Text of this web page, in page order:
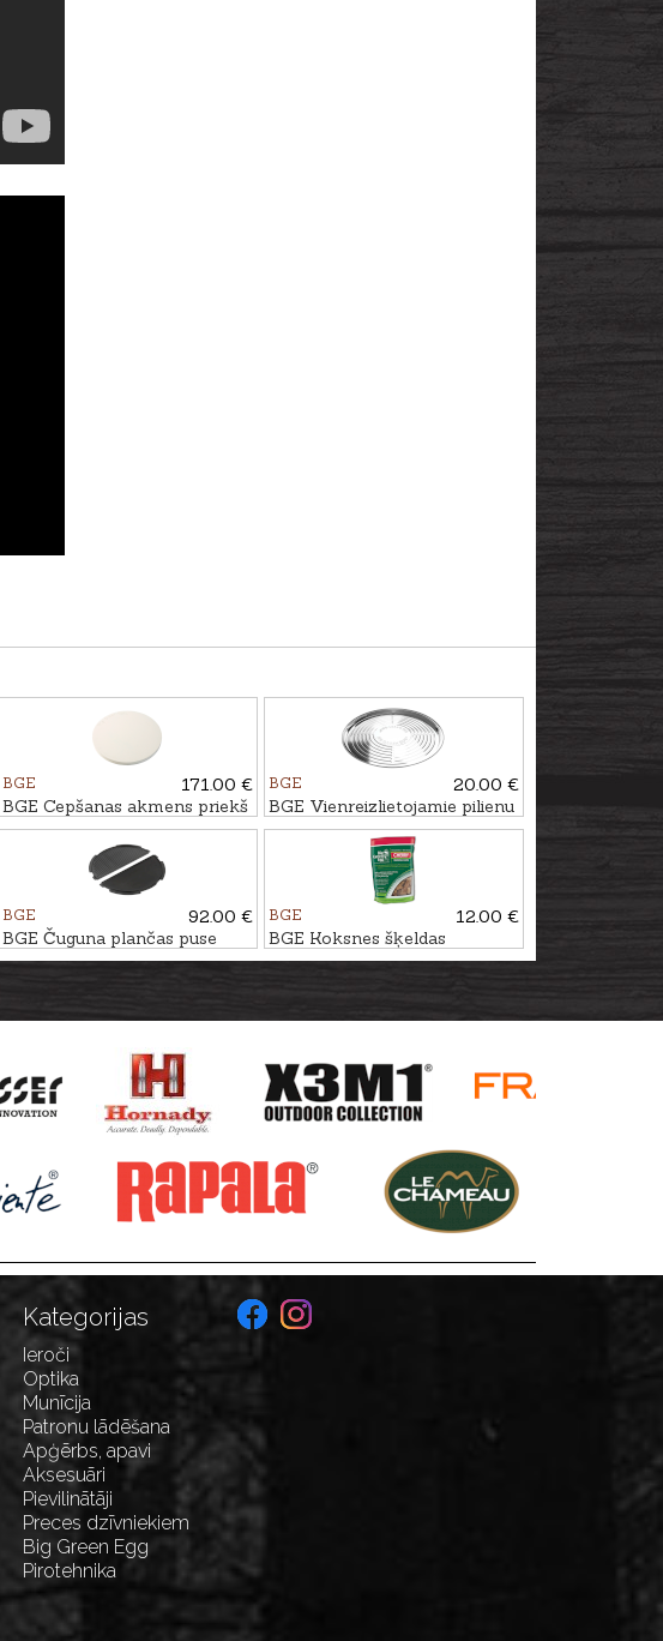
BGE
171.00 €
BGE Cepšanas akmens priekš
XLarge grila
BGE
20.00 €
BGE Vienreizlietojamie pilienu
uztveršanas trauki, 5gb.,
BGE
92.00 €
BGE Čuguna plančas puse
priekš Large grila
BGE
12.00 €
BGE Koksnes šķeldas
ĶIRŠKOKS, 2,9L
Kategorijas
Ieroči
Optika
Munīcija
Patronu lādēšana
Apģērbs, apavi
Aksesuāri
Pievilinātāji
Preces dzīvniekiem
Big Green Egg
Pirotehnika